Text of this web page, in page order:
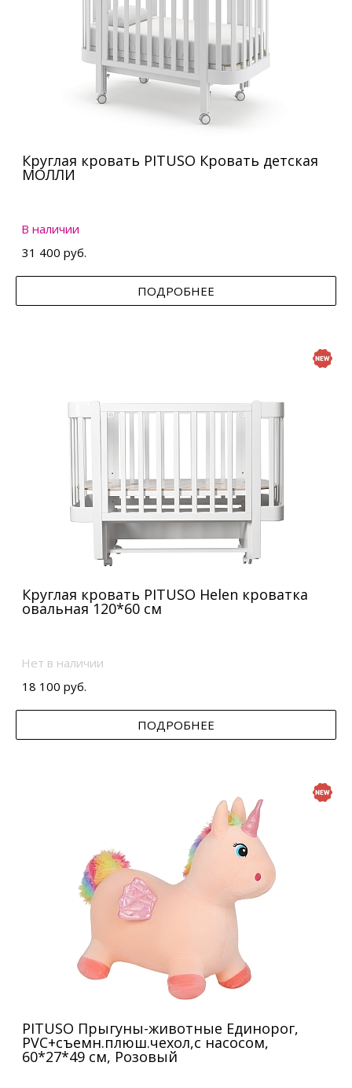
Круглая кровать PITUSO Кровать детская
МОЛЛИ
В наличии
31 400 руб.
ПОДРОБНЕЕ
Круглая кровать PITUSO Helen кроватка
овальная 120*60 см
Нет в наличии
18 100 руб.
ПОДРОБНЕЕ
PITUSO Прыгуны-животные Единорог,
PVC+съемн.плюш.чехол,с насосом,
60*27*49 см, Розовый